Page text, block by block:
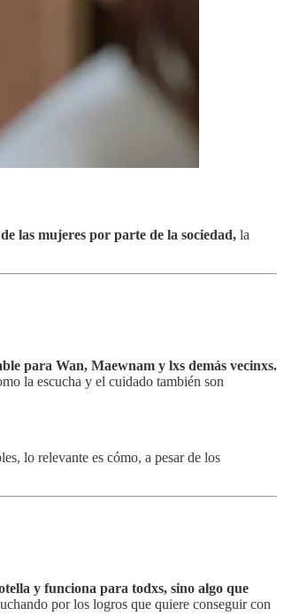
las mujeres por parte de la sociedad, la
para Wan, Maewnam y lxs demás vecinxs.
la escucha y el cuidado también son
lo relevante es cómo, a pesar de los
y funciona para todxs, sino algo que
por los logros que quiere conseguir con